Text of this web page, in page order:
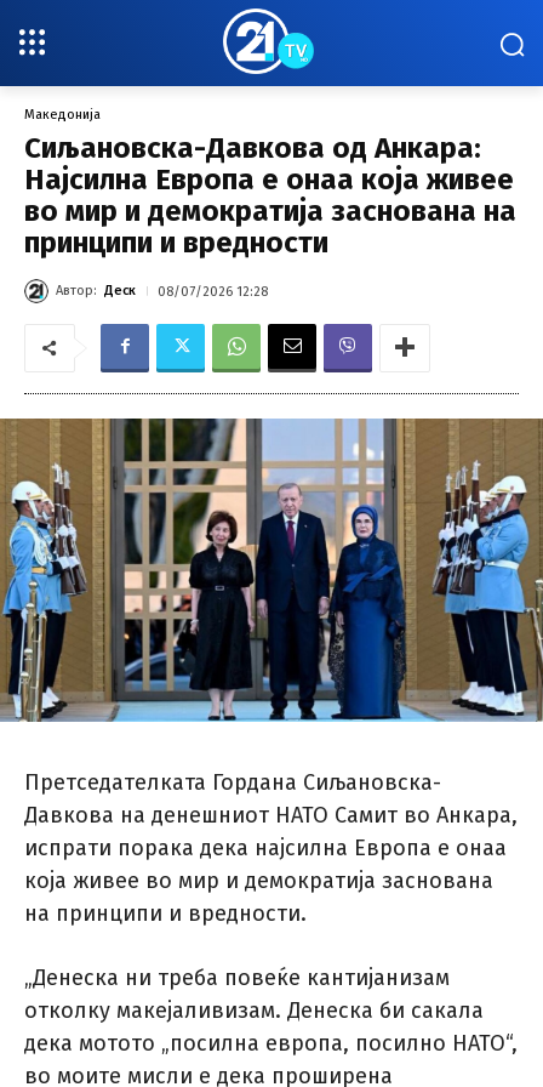
Македонија
Сиљановска-Давкова од Анкара:
Најсилна Европа е онаа која живее
во мир и демократија заснована на
принципи и вредности
Автор: Деск 08/07/2026 12:28
Претседателката Гордана Сиљановска-
Давкова на денешниот НАТО Самит во Анкара,
испрати порака дека најсилна Европа е онаа
која живее во мир и демократија заснована
на принципи и вредности.
„Денеска ни треба повеќе кантијанизам
отколку макејаливизам. Денеска би сакала
дека мотото „посилна европа, посилно НАТО“,
во моите мисли е дека проширена